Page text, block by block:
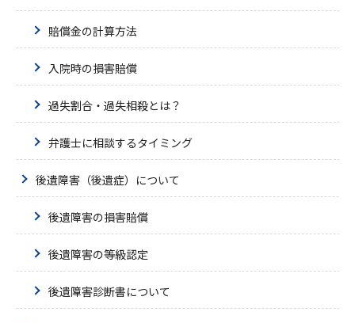
賠償金の計算方法
入院時の損害賠償
過失割合・過失相殺とは？
弁護士に相談するタイミング
後遺障害（後遺症）について
後遺障害の損害賠償
後遺障害の等級認定
後遺障害診断書について